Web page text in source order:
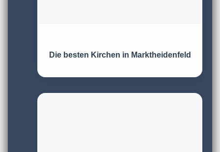
Die besten Kirchen in Marktheidenfeld